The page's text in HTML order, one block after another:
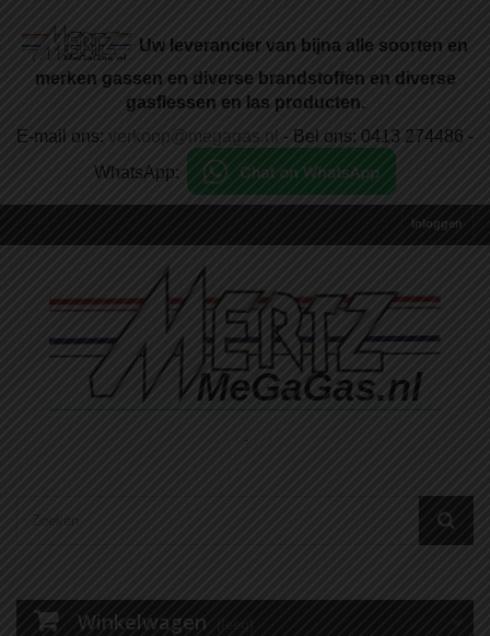
Uw leverancier van bijna alle soorten en
merken gassen en diverse brandstoffen en diverse
gasflessen en las producten.
E-mail ons: verkoop@megagas.nl - Bel ons: 0413 274486 -
WhatsApp:
Inloggen
Winkelwagen